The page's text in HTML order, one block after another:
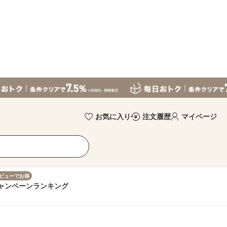
お気に入り 注文履歴 マイページ
ューでお得
ンペーンランキング